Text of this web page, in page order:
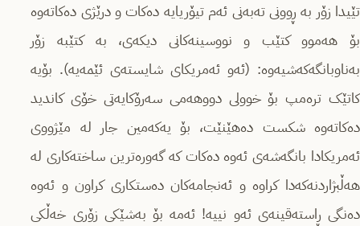
تێیدا زۆر بە ڕوونی تەبەنی ئەم تیۆریایە دەکات و درێژی دەکاتەوە
بۆ هەموو کتێب و نووسینەکانی دیکەی، بە کتێبە زۆر
بەناوبانگەکەشیەوە: (ئەو ئەمریکای شایستەی ئێمەیە). بۆیە
کاتێک ترەمپ بۆ خوولی دووهەمی سەرۆکایەتی خۆی کاندید
دەکاتەوە شکست دەهێنێت، بۆ یەکەمین جار لە مێژووی
ئەمریکادا بانگەشەی ئەوە دەکات کە گەورەترین ساختەکاری لە
هەڵبژاردنەکەدا کراوە و ئەنجامەکان دەستکاری کراون و ئەوە
دەنگی ڕاستەقینەی ئەو نییە! ئەمە بۆ بەشێکی زۆری خەڵکی